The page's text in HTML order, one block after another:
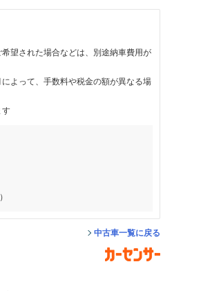
望された場合などは、別途納車費用が
よって、手数料や税金の額が異なる場
す
中古車一覧に戻る